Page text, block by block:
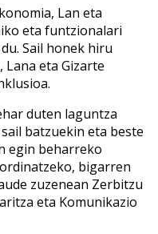
Lan eta
eta funtzionalari
Sail honek hiru
eta Gizarte
duten laguntza
batzuekin eta beste
egin beharreko
bigarren
zuzenean Zerbitzu
eta Komunikazio